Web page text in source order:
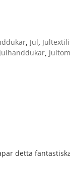
, Jul,
Julhanddukar,
detta